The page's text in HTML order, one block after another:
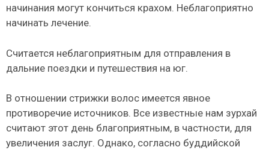
начинания могут кон­читься крахом. Неблагоприятно
начинать лечение.
Считается неблагоприятным для отправления в
дальние поездки и пу­тешествия на юг.
В отношении стрижки волос имеется явное
противоречие источников. Все известные нам зурхай
считают этот день благоприятным, в частности, для
увеличения заслуг. Однако, согласно буддийской